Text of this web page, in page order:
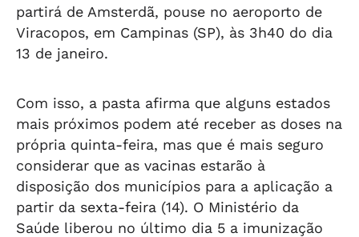
partirá de Amsterdã, pouse no aeroporto de
Viracopos, em Campinas (SP), às 3h40 do dia
13 de janeiro.
Com isso, a pasta afirma que alguns estados
mais próximos podem até receber as doses na
própria quinta-feira, mas que é mais seguro
considerar que as vacinas estarão à
disposição dos municípios para a aplicação a
partir da sexta-feira (14). O Ministério da
Saúde liberou no último dia 5 a imunização